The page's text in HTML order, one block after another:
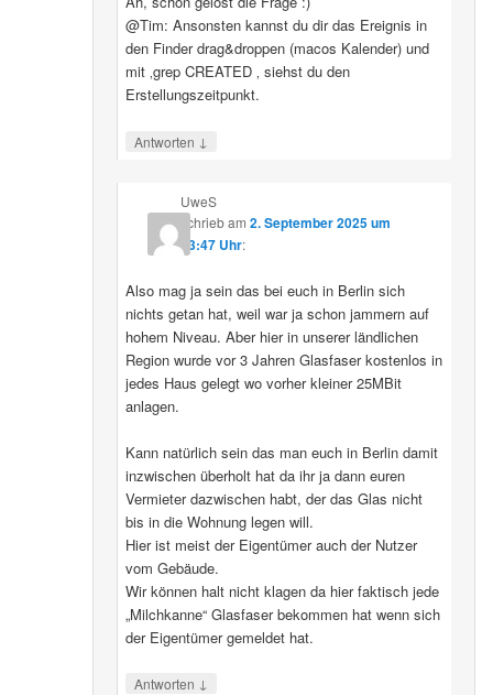
@Tim: Ansonsten kannst du dir das Ereignis in
den Finder drag&droppen (macos Kalender) und
mit ‚grep CREATED ‚ siehst du den
Erstellungszeitpunkt.
Antworten ↓
UweS
schriebam 2. September 2025 um
13:47 Uhr:
Also mag ja sein das bei euch in Berlin sich
nichts getan hat, weil war ja schon jammern auf
hohem Niveau. Aber hier in unserer ländlichen
Region wurde vor 3 Jahren Glasfaser kostenlos in
jedes Haus gelegt wo vorher kleiner 25MBit
anlagen.
Kann natürlich sein das man euch in Berlin damit
inzwischen überholt hat da ihr ja dann euren
Vermieter dazwischen habt, der das Glas nicht
bis in die Wohnung legen will.
Hier ist meist der Eigentümer auch der Nutzer
vom Gebäude.
Wir können halt nicht klagen da hier faktisch jede
„Milchkanne“ Glasfaser bekommen hat wenn sich
der Eigentümer gemeldet hat.
Antworten ↓